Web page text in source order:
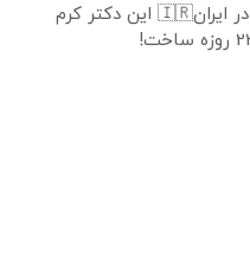
برای اولین بار در ایران🇮🇷 این دکتر کرم